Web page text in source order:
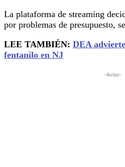
La plataforma de streaming
por problemas de presupuesto,
LEE TAMBIÉN: DEA
fentanilo en NJ
-Aviso-